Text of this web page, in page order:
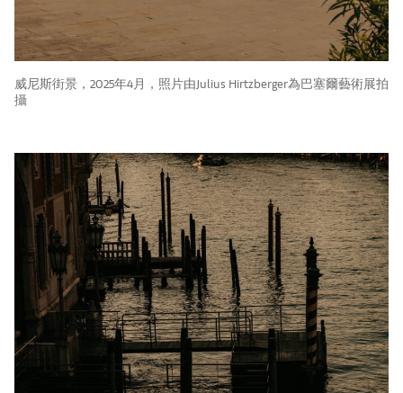
威尼斯街景，2025年4月，照片由Julius Hirtzberger為巴塞爾藝術展拍
攝